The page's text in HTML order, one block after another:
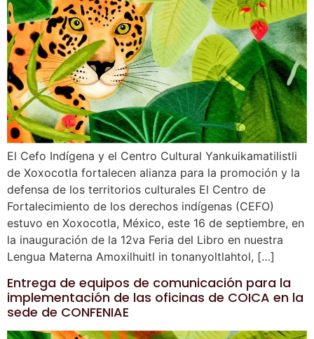
El Cefo Indígena y el Centro Cultural Yankuikamatilistli
de Xoxocotla fortalecen alianza para la promoción y la
defensa de los territorios culturales El Centro de
Fortalecimiento de los derechos indígenas (CEFO)
estuvo en Xoxocotla, México, este 16 de septiembre, en
la inauguración de la 12va Feria del Libro en nuestra
Lengua Materna Amoxilhuitl in tonanyoltlahtol, […]
Entrega de equipos de comunicación para la
implementación de las oficinas de COICA en la
sede de CONFENIAE